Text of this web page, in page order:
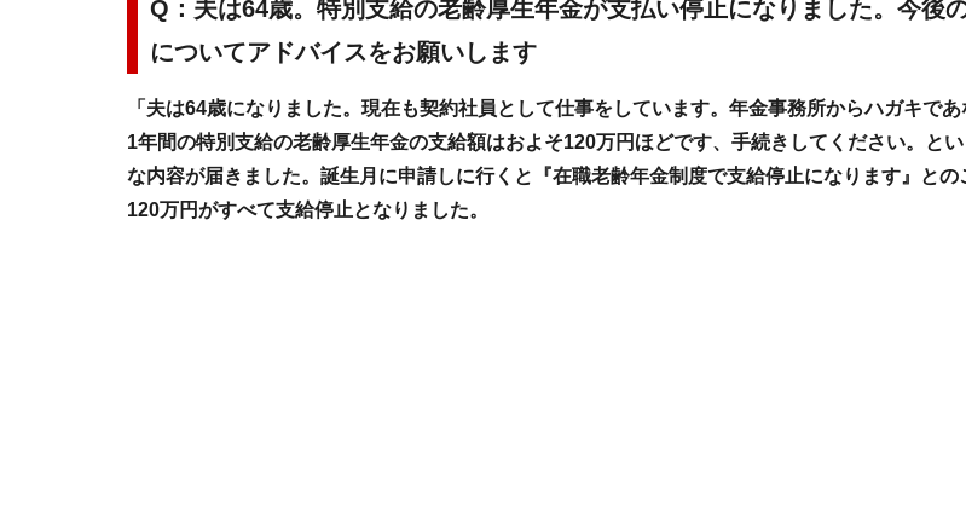
Q：夫は64歳。特別支給の老齢厚生年金が支払い停止になりました。今後
についてアドバイスをお願いします
「夫は64歳になりました。現在も契約社員として仕事をしています。年金事務所からハガキで
1年間の特別支給の老齢厚生年金の支給額はおよそ120万円ほどです、手続きしてください。とい
な内容が届きました。誕生月に申請しに行くと『在職老齢年金制度で支給停止になります』との
120万円がすべて支給停止となりました。